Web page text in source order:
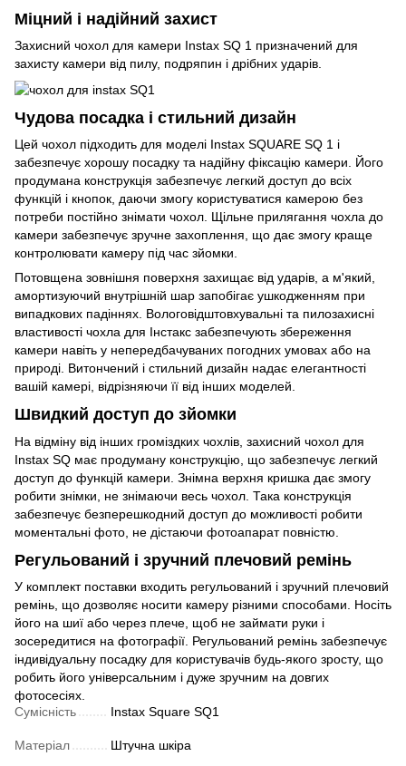
Міцний і надійний захист
Захисний чохол для камери Instax SQ 1 призначений для
захисту камери від пилу, подряпин і дрібних ударів.
Чудова посадка і стильний дизайн
Цей чохол підходить для моделі Instax SQUARE SQ 1 і
забезпечує хорошу посадку та надійну фіксацію камери. Його
продумана конструкція забезпечує легкий доступ до всіх
функцій і кнопок, даючи змогу користуватися камерою без
потреби постійно знімати чохол. Щільне прилягання чохла до
камери забезпечує зручне захоплення, що дає змогу краще
контролювати камеру під час зйомки.
Потовщена зовнішня поверхня захищає від ударів, а м'який,
амортизуючий внутрішній шар запобігає ушкодженням при
випадкових падіннях. Вологовідштовхувальні та пилозахисні
властивості чохла для Інстакс забезпечують збереження
камери навіть у непередбачуваних погодних умовах або на
природі. Витончений і стильний дизайн надає елегантності
вашій камері, відрізняючи її від інших моделей.
Швидкий доступ до зйомки
На відміну від інших громіздких чохлів, захисний чохол для
Instax SQ має продуману конструкцію, що забезпечує легкий
доступ до функцій камери. Знімна верхня кришка дає змогу
робити знімки, не знімаючи весь чохол. Така конструкція
забезпечує безперешкодний доступ до можливості робити
моментальні фото, не дістаючи фотоапарат повністю.
Регульований і зручний плечовий ремінь
У комплект поставки входить регульований і зручний плечовий
ремінь, що дозволяє носити камеру різними способами. Носіть
його на шиї або через плече, щоб не займати руки і
зосередитися на фотографії. Регульований ремінь забезпечує
індивідуальну посадку для користувачів будь-якого зросту, що
робить його універсальним і дуже зручним на довгих
фотосесіях.
Сумісність
Instax Square SQ1
Матеріал Штучна шкіра